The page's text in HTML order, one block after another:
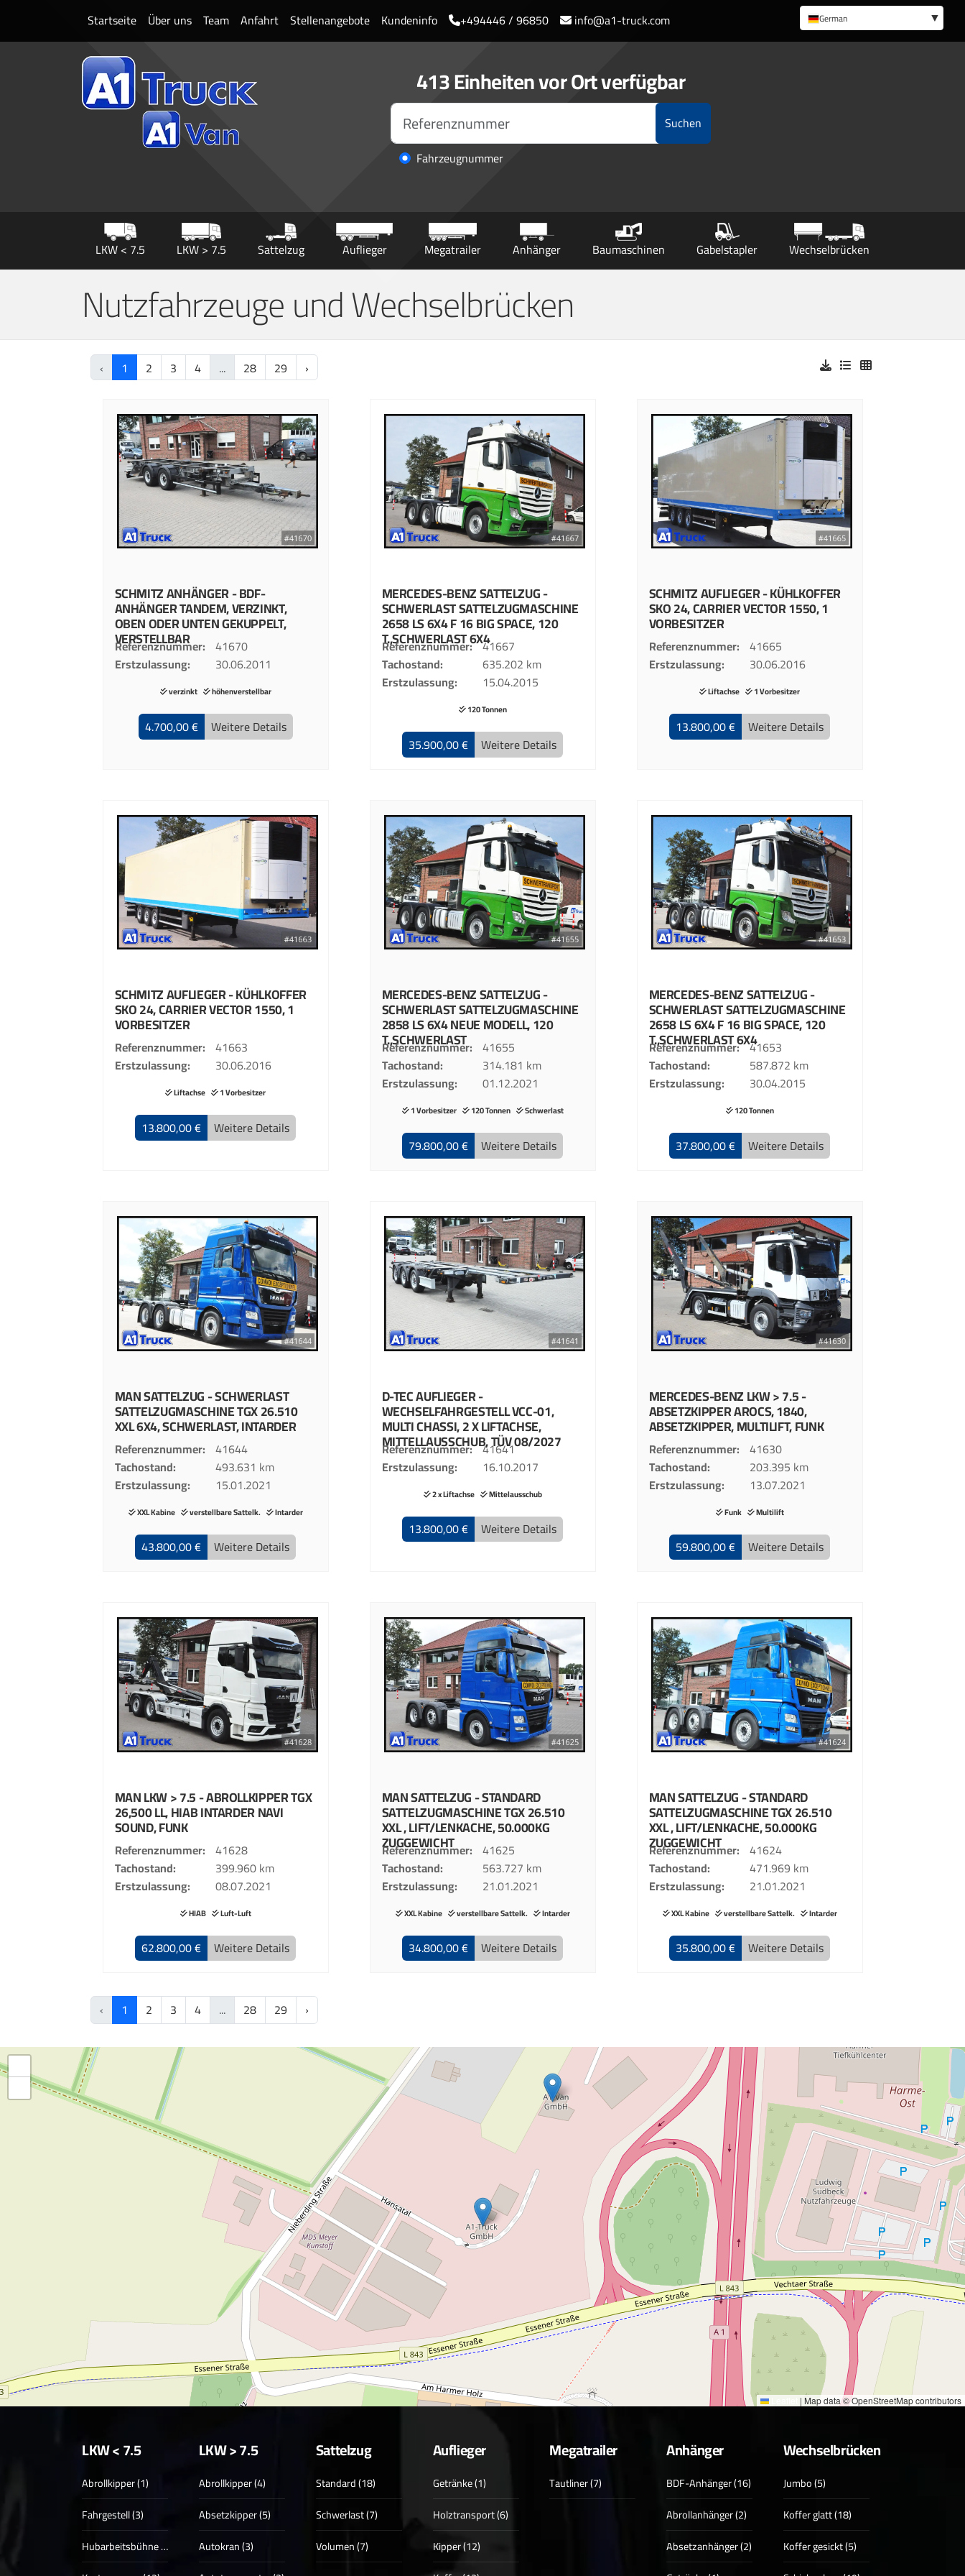
Startseite Über uns Team Anfahrt Stellenangebote Kundeninfo +494446 / 96850 info@a1-truck.com
413 Einheiten vor Ort verfügbar
Suchen
Fahrzeugnummer
LKW < 7.5 LKW > 7.5 Sattelzug Auflieger Megatrailer Anhänger Baumaschinen Gabelstapler Wechselbrücken
German
English
Nutzfahrzeuge und Wechselbrücken
‹ 1 2 3 4 ... 28 29 ›
SCHMITZANHÄNGER - BDF-
ANHÄNGERTANDEM, VERZINKT,
OBEN ODER UNTEN GEKUPPELT,
VERSTELLBAR
Referenznummer
41670
Erstzulassung
30.06.2011
verzinkt höhenverstellbar
4.700,00 € Weitere Details
MERCEDES-BENZSATTELZUG -
SCHWERLAST SATTELZUGMASCHINE
2658 LS 6X4 F 16 BIG SPACE, 120
T.,SCHWERLAST 6X4
Referenznummer
41667
Tachostand
635.202 km
Erstzulassung
15.04.2015
120 Tonnen
35.900,00 € Weitere Details
SCHMITZAUFLIEGER - KÜHLKOFFER
SKO 24, CARRIER VECTOR 1550, 1
VORBESITZER
Referenznummer
41665
Erstzulassung
30.06.2016
Liftachse 1 Vorbesitzer
13.800,00 € Weitere Details
SCHMITZAUFLIEGER - KÜHLKOFFER
SKO 24, CARRIER VECTOR 1550, 1
VORBESITZER
Referenznummer
41663
Erstzulassung
30.06.2016
Liftachse 1 Vorbesitzer
13.800,00 € Weitere Details
MERCEDES-BENZSATTELZUG -
SCHWERLAST SATTELZUGMASCHINE
2858 LS 6X4 NEUE MODELL, 120
T.,SCHWERLAST
Referenznummer
41655
Tachostand
314.181 km
Erstzulassung
01.12.2021
1 Vorbesitzer 120 Tonnen Schwerlast
79.800,00 € Weitere Details
MERCEDES-BENZSATTELZUG -
SCHWERLAST SATTELZUGMASCHINE
2658 LS 6X4 F 16 BIG SPACE, 120
T.,SCHWERLAST 6X4
Referenznummer
41653
Tachostand
587.872 km
Erstzulassung
30.04.2015
120 Tonnen
37.800,00 € Weitere Details
MANSATTELZUG - SCHWERLAST
SATTELZUGMASCHINETGX 26.510
XXL 6X4, SCHWERLAST, INTARDER
Referenznummer
41644
Tachostand
493.631 km
Erstzulassung
15.01.2021
XXL Kabine verstellbare Sattelk. Intarder
43.800,00 € Weitere Details
D-TECAUFLIEGER -
WECHSELFAHRGESTELLVCC-01,
MULTI CHASSI, 2 X LIFTACHSE,
MITTELLAUSSCHUB, TÜV 08/2027
Referenznummer
41641
Erstzulassung
16.10.2017
2 x Liftachse Mittelausschub
13.800,00 € Weitere Details
MERCEDES-BENZLKW > 7.5 -
ABSETZKIPPERAROCS, 1840,
ABSETZKIPPER, MULTILIFT, FUNK
Referenznummer
41630
Tachostand
203.395 km
Erstzulassung
13.07.2021
Funk Multilift
59.800,00 € Weitere Details
MANLKW > 7.5 - ABROLLKIPPERTGX
26,500 LL, HIAB INTARDER NAVI
SOUND, FUNK
Referenznummer
41628
Tachostand
399.960 km
Erstzulassung
08.07.2021
HIAB Luft-Luft
62.800,00 € Weitere Details
MANSATTELZUG - STANDARD
SATTELZUGMASCHINETGX 26.510
XXL , LIFT/LENKACHE, 50.000KG
ZUGGEWICHT
Referenznummer
41625
Tachostand
563.727 km
Erstzulassung
21.01.2021
XXL Kabine verstellbare Sattelk. Intarder
34.800,00 € Weitere Details
MANSATTELZUG - STANDARD
SATTELZUGMASCHINETGX 26.510
XXL , LIFT/LENKACHE, 50.000KG
ZUGGEWICHT
Referenznummer
41624
Tachostand
471.969 km
Erstzulassung
21.01.2021
XXL Kabine verstellbare Sattelk. Intarder
35.800,00 € Weitere Details
‹ 1 2 3 4 ... 28 29 ›
| Map data © OpenStreetMap contributors
LKW < 7.5
Abrollkipper (1)
Fahrgestell (3)
Hubarbeitsbühne (3)
LKW > 7.5
Abrollkipper (4)
Absetzkipper (5)
Autokran (3)
Sattelzug
Standard (18)
Schwerlast (7)
Volumen (7)
Auflieger
Getränke (1)
Holztransport (6)
Kipper (12)
Megatrailer
Tautliner (7)
Anhänger
BDF-Anhänger (16)
Abrollanhänger (2)
Absetzanhänger (2)
Wechselbrücken
Jumbo (5)
Koffer glatt (18)
Koffer gesickt (5)